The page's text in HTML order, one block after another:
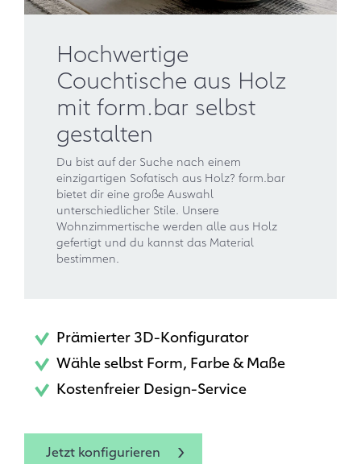
Hochwertige
Couchtische aus Holz
mit form.bar selbst
gestalten
Du bist auf der Suche nach einem
einzigartigen Sofatisch aus Holz? form.bar
bietet dir eine große Auswahl
unterschiedlicher Stile. Unsere
Wohnzimmertische werden alle aus Holz
gefertigt und du kannst das Material
bestimmen.
Prämierter 3D-Konfigurator
Wähle selbst Form, Farbe & Maße
Kostenfreier Design-Service
Jetzt konfigurieren